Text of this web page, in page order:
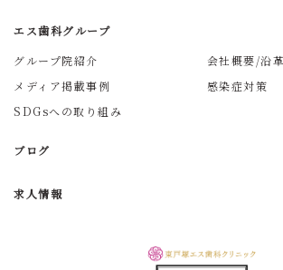
エス歯科グループ
グループ院紹介
会社概要/沿革
メディア掲載事例
感染症対策
SDGsへの取り組み
ブログ
求人情報